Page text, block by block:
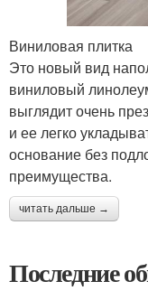
Виниловая плитка
Это новый вид
виниловый
выглядит очень
и ее легко
основание без
преимущества.
читать дальше →
Последние